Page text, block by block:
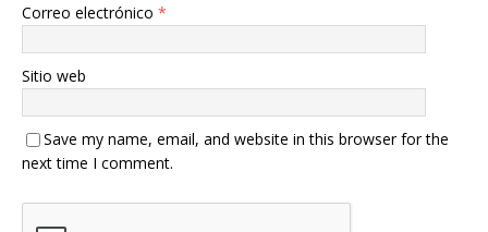
Correo electrónico *
Sitio web
Save my name, email, and website in this browser for the
next time I comment.